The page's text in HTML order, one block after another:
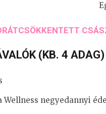
(KB. 4 ADAG)
Wellness negyedannyi